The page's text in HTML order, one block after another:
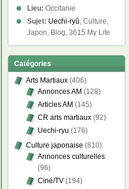
Lieu: Occitanie
Sujet: Uechi-ryû, Culture,
Japon, Blog, 3615 My Life
Catégories
Arts Martiaux (406)
Annonces AM (128)
Articles AM (145)
CR arts martiaux (92)
Uechi-ryu (176)
Culture japonaise (810)
Annonces culturelles
(96)
Ciné/TV (194)